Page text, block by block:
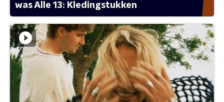
was Alle 13: Kledingstukken